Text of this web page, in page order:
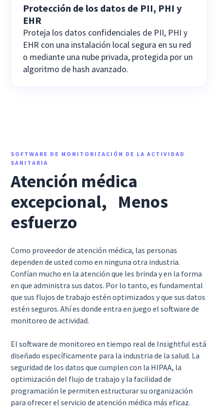
Protección de los datos de PII, PHI y
EHR
Proteja los datos confidenciales de PII, PHI y
EHR con una instalación local segura en su red
o mediante una nube privada, protegida por un
algoritmo de hash avanzado.
SOFTWARE DE MONITORIZACIÓN DE LA ACTIVIDAD
SANITARIA
Atención médica
excepcional, Menos
esfuerzo
Como proveedor de atención médica, las personas
dependen de usted como en ninguna otra industria.
Confían mucho en la atención que les brinda y en la forma
en que administra sus datos. Por lo tanto, es fundamental
que sus flujos de trabajo estén optimizados y que sus datos
estén seguros. Ahí es donde entra en juego el software de
monitoreo de actividad.
El software de monitoreo en tiempo real de Insightful está
diseñado específicamente para la industria de la salud. La
seguridad de los datos que cumplen con la HIPAA, la
optimización del flujo de trabajo y la facilidad de
programación le permiten estructurar su organización
para ofrecer el servicio de atención médica más eficaz.